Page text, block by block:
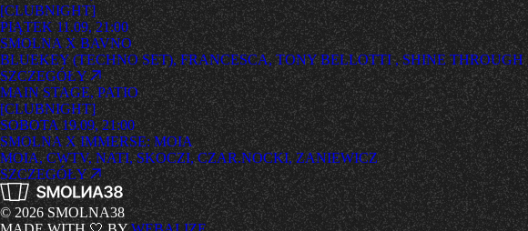
[CLUBNIGHT]
PIĄTEK 11.09, 21:00
SMOLNA X BAVNO
BLUEKEY (TECHNO SET), FRANCESCA, TONY BELLOTTI , SHINE
SZCZEGÓŁY
MAIN STAGE, PATIO
[CLUBNIGHT]
SOBOTA 19.09, 21:00
SMOLNA X IMMERSE: MOIA
MOIA, CWTV, NATI, SKOCZI, CZAR.NOCKI, ZANIEWICZ
SZCZEGÓŁY
© 2026 SMOLNA38